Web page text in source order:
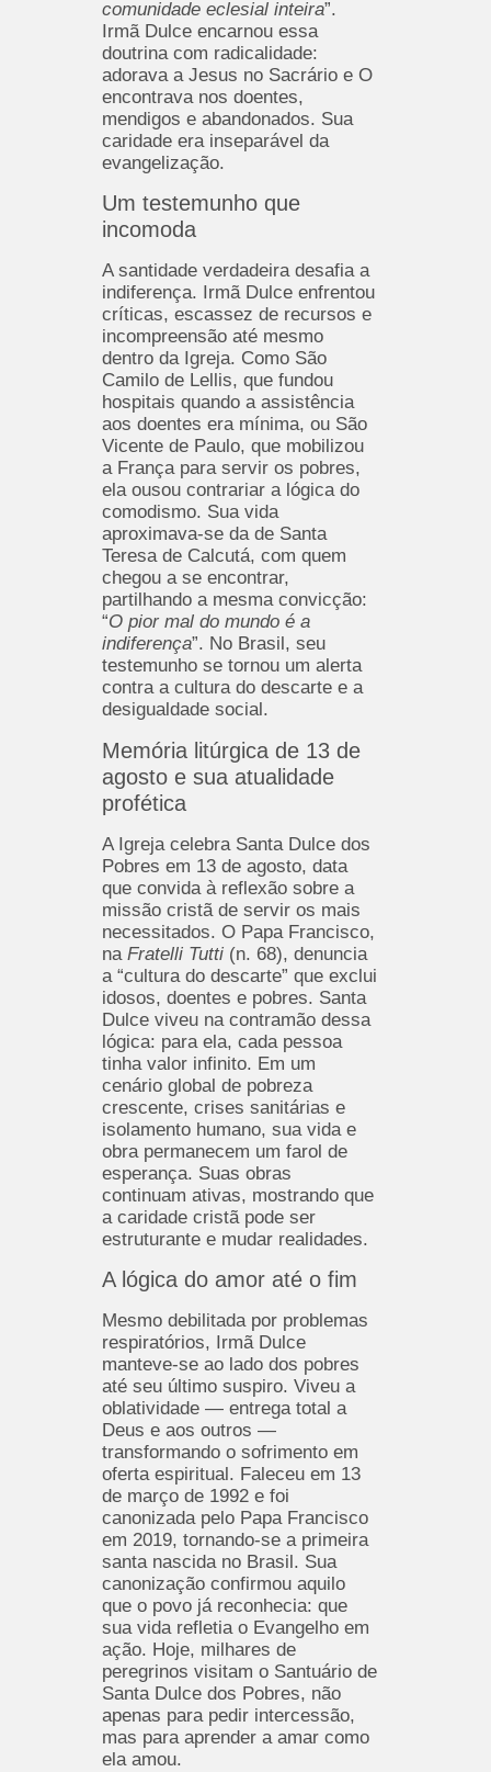
comunidade eclesial inteira”.
Irmã Dulce encarnou essa
doutrina com radicalidade:
adorava a Jesus no Sacrário e O
encontrava nos doentes,
mendigos e abandonados. Sua
caridade era inseparável da
evangelização.
Um testemunho que
incomoda
A santidade verdadeira desafia a
indiferença. Irmã Dulce enfrentou
críticas, escassez de recursos e
incompreensão até mesmo
dentro da Igreja. Como São
Camilo de Lellis, que fundou
hospitais quando a assistência
aos doentes era mínima, ou São
Vicente de Paulo, que mobilizou
a França para servir os pobres,
ela ousou contrariar a lógica do
comodismo. Sua vida
aproximava-se da de Santa
Teresa de Calcutá, com quem
chegou a se encontrar,
partilhando a mesma convicção:
“O pior mal do mundo é a
indiferença”. No Brasil, seu
testemunho se tornou um alerta
contra a cultura do descarte e a
desigualdade social.
Memória litúrgica de 13 de
agosto e sua atualidade
profética
A Igreja celebra Santa Dulce dos
Pobres em 13 de agosto, data
que convida à reflexão sobre a
missão cristã de servir os mais
necessitados. O Papa Francisco,
naFratelli Tutti (n. 68), denuncia
a “cultura do descarte” que exclui
idosos, doentes e pobres. Santa
Dulce viveu na contramão dessa
lógica: para ela, cada pessoa
tinha valor infinito. Em um
cenário global de pobreza
crescente, crises sanitárias e
isolamento humano, sua vida e
obra permanecem um farol de
esperança. Suas obras
continuam ativas, mostrando que
a caridade cristã pode ser
estruturante e mudar realidades.
A lógica do amor até o fim
Mesmo debilitada por problemas
respiratórios, Irmã Dulce
manteve-se ao lado dos pobres
até seu último suspiro. Viveu a
oblatividade — entrega total a
Deus e aos outros —
transformando o sofrimento em
oferta espiritual. Faleceu em 13
de março de 1992 e foi
canonizada pelo Papa Francisco
em 2019, tornando-se a primeira
santa nascida no Brasil. Sua
canonização confirmou aquilo
que o povo já reconhecia: que
sua vida refletia o Evangelho em
ação. Hoje, milhares de
peregrinos visitam o Santuário de
Santa Dulce dos Pobres, não
apenas para pedir intercessão,
mas para aprender a amar como
ela amou.